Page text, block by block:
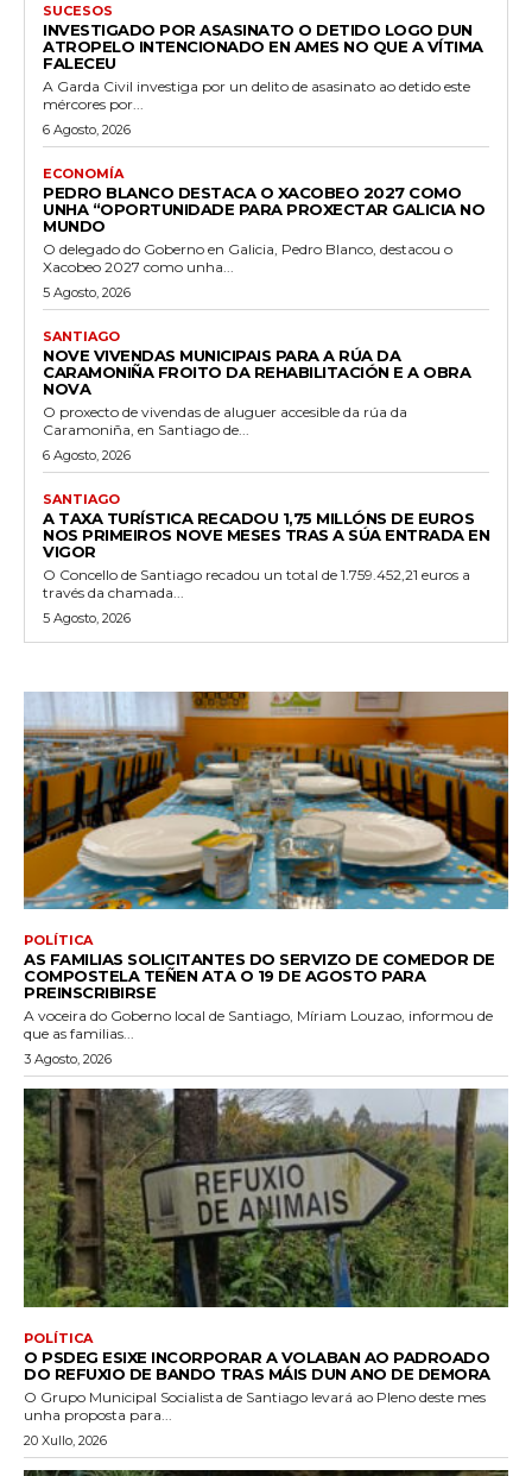
SUCESOS
INVESTIGADO POR ASASINATO O DETIDO LOGO DUN
ATROPELO INTENCIONADO EN AMES NO QUE A VÍTIMA
FALECEU
A Garda Civil investiga por un delito de asasinato ao detido este
mércores por...
6 Agosto, 2026
ECONOMÍA
PEDRO BLANCO DESTACA O XACOBEO 2027 COMO
UNHA “OPORTUNIDADE PARA PROXECTAR GALICIA NO
MUNDO
O delegado do Goberno en Galicia, Pedro Blanco, destacou o
Xacobeo 2027 como unha...
5 Agosto, 2026
SANTIAGO
NOVE VIVENDAS MUNICIPAIS PARA A RÚA DA
CARAMONIÑA FROITO DA REHABILITACIÓN E A OBRA
NOVA
O proxecto de vivendas de aluguer accesible da rúa da
Caramoniña, en Santiago de...
6 Agosto, 2026
SANTIAGO
A TAXA TURÍSTICA RECADOU 1,75 MILLÓNS DE EUROS
NOS PRIMEIROS NOVE MESES TRAS A SÚA ENTRADA EN
VIGOR
O Concello de Santiago recadou un total de 1.759.452,21 euros a
través da chamada...
5 Agosto, 2026
POLÍTICA
AS FAMILIAS SOLICITANTES DO SERVIZO DE COMEDOR DE
COMPOSTELA TEÑEN ATA O 19 DE AGOSTO PARA
PREINSCRIBIRSE
A voceira do Goberno local de Santiago, Míriam Louzao, informou de
que as familias...
3 Agosto, 2026
POLÍTICA
O PSDEG ESIXE INCORPORAR A VOLABAN AO PADROADO
DO REFUXIO DE BANDO TRAS MÁIS DUN ANO DE DEMORA
O Grupo Municipal Socialista de Santiago levará ao Pleno deste mes
unha proposta para...
20 Xullo, 2026